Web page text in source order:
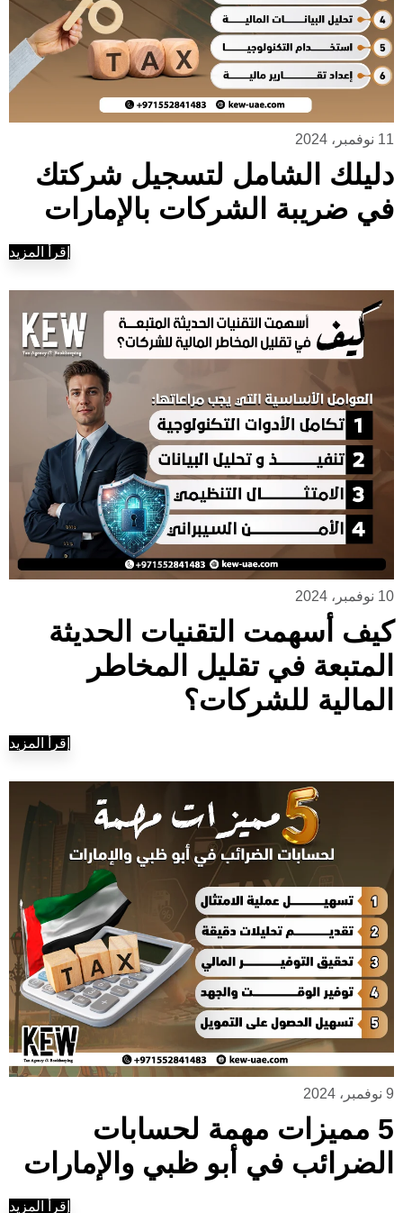
11 نوفمبر، 2024
دليلك الشامل لتسجيل شركتك
في ضريبة الشركات بالإمارات
إقرأ المزيد
10 نوفمبر، 2024
كيف أسهمت التقنيات الحديثة
المتبعة في تقليل المخاطر
المالية للشركات؟
إقرأ المزيد
9 نوفمبر، 2024
5 مميزات مهمة لحسابات
الضرائب في أبو ظبي والإمارات
إقرأ المزيد